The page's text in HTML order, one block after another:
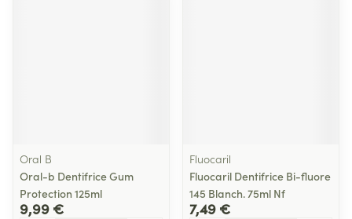
Oral B
Oral-b Dentifrice Gum
Protection 125ml
9,99 €
Fluocaril
Fluocaril Dentifrice Bi-fluore
145 Blanch. 75ml Nf
7,49 €